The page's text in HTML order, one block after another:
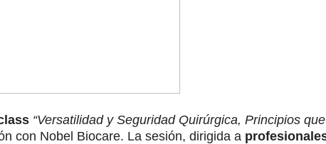
“Versatilidad y Seguridad Quirúrgica, Principios
con Nobel Biocare. La sesión, dirigida a